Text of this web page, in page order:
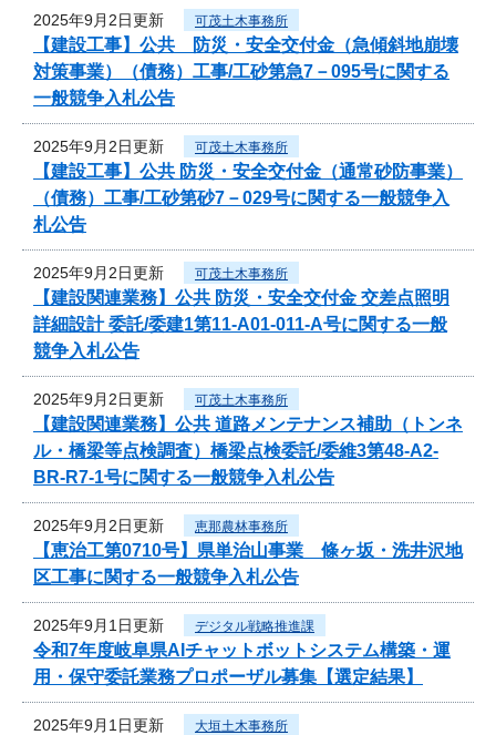
2025年9月2日更新 可茂土木事務所
【建設工事】公共 防災・安全交付金（急傾斜地崩壊
対策事業）（債務）工事/工砂第急7－095号に関する
一般競争入札公告
2025年9月2日更新 可茂土木事務所
【建設工事】公共 防災・安全交付金（通常砂防事業）
（債務）工事/工砂第砂7－029号に関する一般競争入
札公告
2025年9月2日更新 可茂土木事務所
【建設関連業務】公共 防災・安全交付金 交差点照明
詳細設計 委託/委建1第11-A01-011-A号に関する一般
競争入札公告
2025年9月2日更新 可茂土木事務所
【建設関連業務】公共 道路メンテナンス補助（トンネ
ル・橋梁等点検調査）橋梁点検委託/委維3第48-A2-
BR-R7-1号に関する一般競争入札公告
2025年9月2日更新 恵那農林事務所
【恵治工第0710号】県単治山事業 條ヶ坂・洗井沢地
区工事に関する一般競争入札公告
2025年9月1日更新 デジタル戦略推進課
令和7年度岐阜県AIチャットボットシステム構築・運
用・保守委託業務プロポーザル募集【選定結果】
2025年9月1日更新 大垣土木事務所